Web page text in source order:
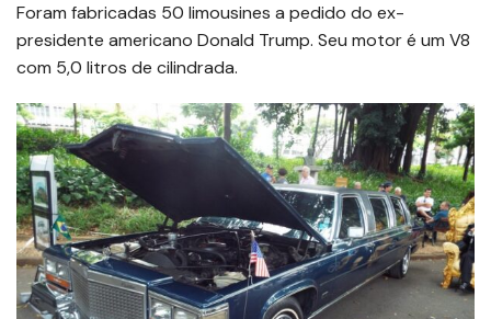
Foram fabricadas 50 limousines a pedido do ex-
presidente americano Donald Trump. Seu motor é um V8
com 5,0 litros de cilindrada.